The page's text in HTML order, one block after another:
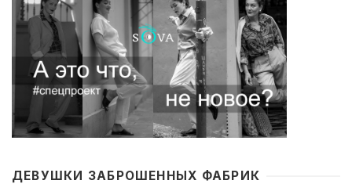
ДЕВУШКИ ЗАБРОШЕННЫХ ФАБРИК